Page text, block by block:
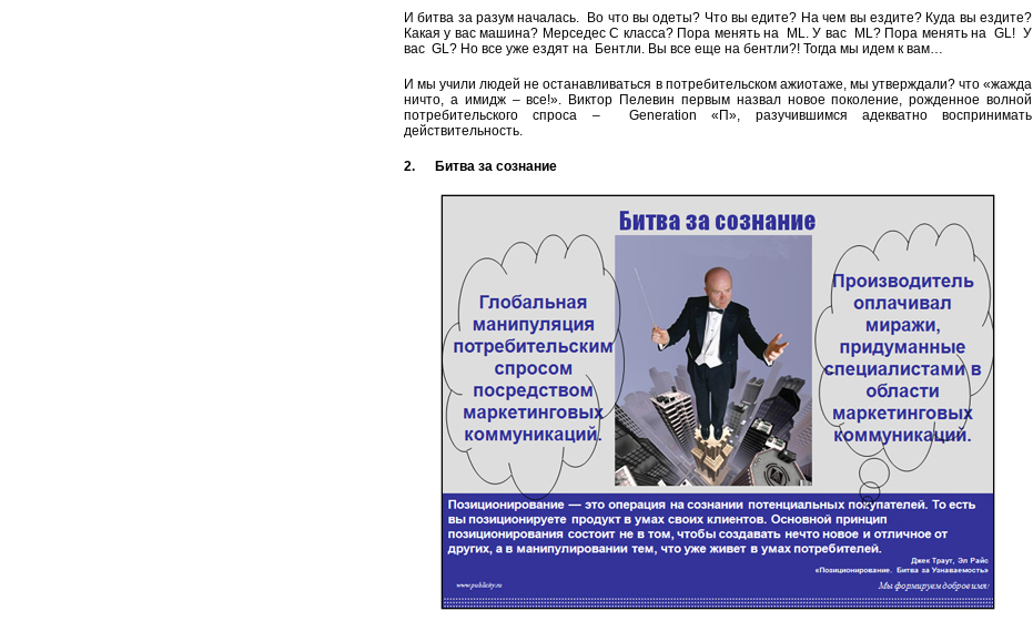
И битва за разум началась. Во что вы одеты? Что вы едите? На чем вы ездите? Куда вы ездите?
Какая у вас машина? Мерседес С класса? Пора менять на ML. У вас ML? Пора менять на GL! У
вас GL? Но все уже ездят на Бентли. Вы все еще на бентли?! Тогда мы идем к вам…
И мы учили людей не останавливаться в потребительском ажиотаже, мы утверждали? что «жажда
ничто, а имидж – все!». Виктор Пелевин первым назвал новое поколение, рожденное волной
потребительского спроса – Generation «П», разучившимся адекватно воспринимать
действительность.
2. Битва за сознание